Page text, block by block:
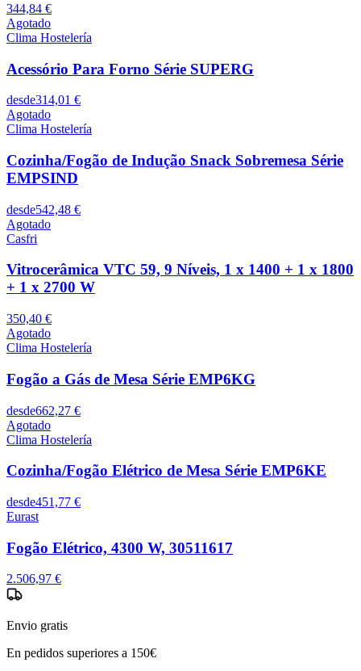
344,84 €
Agotado
Clima Hostelería
Acessório Para Forno Série SUPERG
desde314,01 €
Agotado
Clima Hostelería
Cozinha/Fogão de Indução Snack Sobremesa Série
EMPSIND
desde542,48 €
Agotado
Casfri
Vitrocerâmica VTC 59, 9 Níveis, 1 x 1400 + 1 x 1800
+ 1 x 2700 W
350,40 €
Agotado
Clima Hostelería
Fogão a Gás de Mesa Série EMP6KG
desde662,27 €
Agotado
Clima Hostelería
Cozinha/Fogão Elétrico de Mesa Série EMP6KE
desde451,77 €
Eurast
Fogão Elétrico, 4300 W, 30511617
2.506,97 €
Envio gratis
En pedidos superiores a 150€